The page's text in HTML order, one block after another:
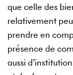
que celle des
relativement
prendre en
présence de
aussi